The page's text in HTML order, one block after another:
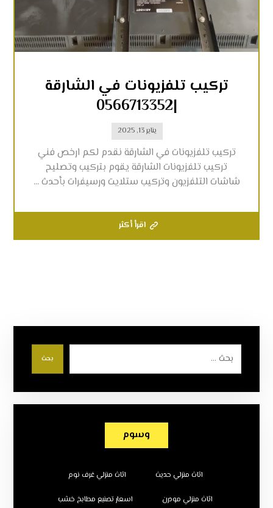
تركيب تلفزيونات في الشارقة
|0566713352
يناير 13, 2025
تركيب تلفزيونات في الشارقة نقدم لكم ارخص فني
تركيب تلفزيونات الشارقة يقوم بتركيب وتصليح
شاشات التلفزيون وتركيب ستلايت ورسيفرات بأحدث ...
اقرأ أكثر
بحث
وسوم
اثاث منزلي حديث اثاث منزلي غرف نوم
اثاث منزلي مودرن اسعار تصنيع مطابخ خشب